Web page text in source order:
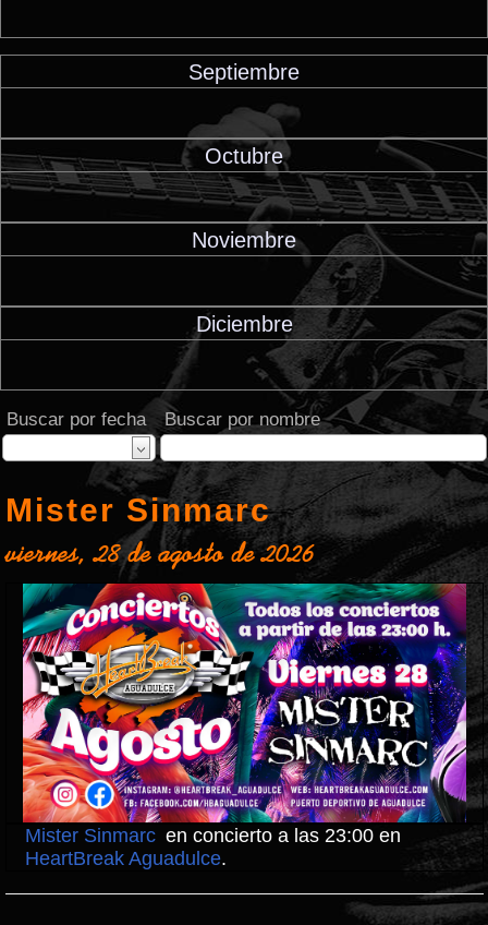
Septiembre
Octubre
Noviembre
Diciembre
Buscar por fecha Buscar por nombre
Mister Sinmarc
viernes, 28 de agosto de 2026
Mister Sinmarc en concierto a las 23:00 en
HeartBreak Aguadulce.